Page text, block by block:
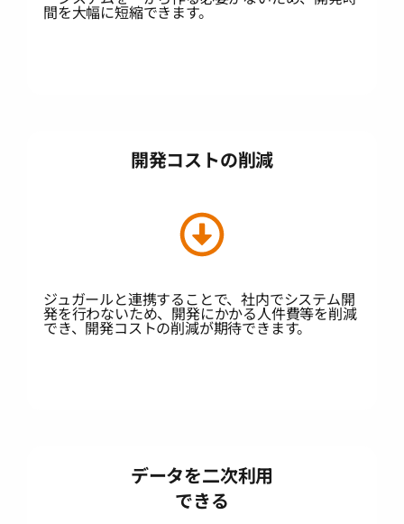
間を大幅に短縮できます。
開発コストの削減
ジュガールと連携することで、社内でシステム開
発を行わないため、開発にかかる人件費等を削減
でき、開発コストの削減が期待できます。
データを二次利用
できる